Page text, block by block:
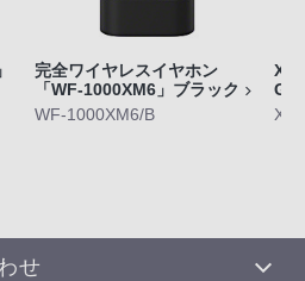
完全ワイヤレスイヤホン
「WF-1000XM6」ブラック
WF-1000XM6/B
せ